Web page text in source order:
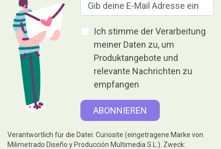
Ich stimme der Verarbeitung
meiner Daten zu, um
Produktangebote und
relevante Nachrichten zu
empfangen
Verantwortlich für die Datei: Curiosite (eingetragene Marke von
Milimetrado Diseño y Producción Multimedia S.L.). Zweck: